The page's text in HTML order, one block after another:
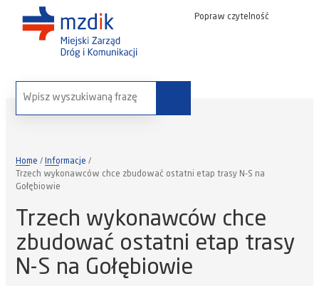
Popraw czytelność
wyszukaj na stronie:
Home
Informacje
Trzech wykonawców chce zbudować ostatni etap trasy N-S na
Gołębiowie
Trzech wykonawców chce
zbudować ostatni etap trasy
N-S na Gołębiowie